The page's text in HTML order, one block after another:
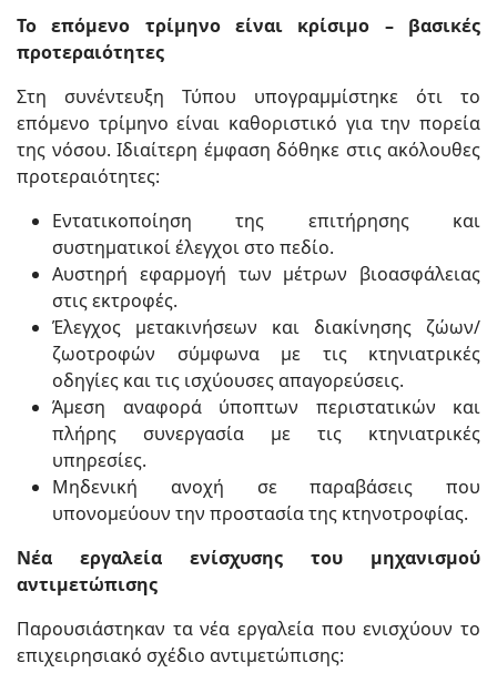
Το επόμενο τρίμηνο είναι κρίσιμο – βασικές
προτεραιότητες
Στη συνέντευξη Τύπου υπογραμμίστηκε ότι το
επόμενο τρίμηνο είναι καθοριστικό για την πορεία
της νόσου. Ιδιαίτερη έμφαση δόθηκε στις ακόλουθες
προτεραιότητες:
Εντατικοποίηση της επιτήρησης και
συστηματικοί έλεγχοι στο πεδίο.
Αυστηρή εφαρμογή των μέτρων βιοασφάλειας
στις εκτροφές.
Έλεγχος μετακινήσεων και διακίνησης ζώων/
ζωοτροφών σύμφωνα με τις κτηνιατρικές
οδηγίες και τις ισχύουσες απαγορεύσεις.
Άμεση αναφορά ύποπτων περιστατικών και
πλήρης συνεργασία με τις κτηνιατρικές
υπηρεσίες.
Μηδενική ανοχή σε παραβάσεις που
υπονομεύουν την προστασία της κτηνοτροφίας.
Νέα εργαλεία ενίσχυσης του μηχανισμού
αντιμετώπισης
Παρουσιάστηκαν τα νέα εργαλεία που ενισχύουν το
επιχειρησιακό σχέδιο αντιμετώπισης: